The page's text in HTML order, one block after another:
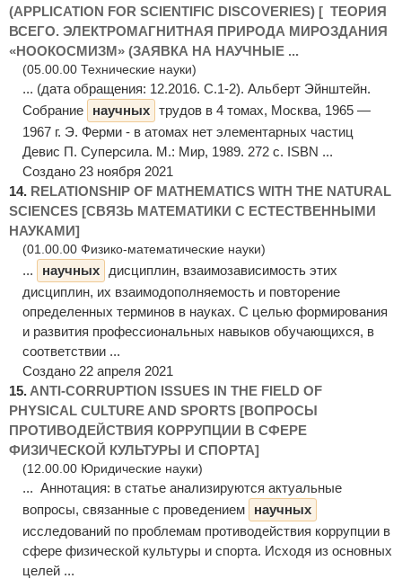
(APPLICATION FOR SCIENTIFIC DISCOVERIES) [ ТЕОРИЯ
ВСЕГО. ЭЛЕКТРОМАГНИТНАЯ ПРИРОДА МИРОЗДАНИЯ
«НООКОСМИЗМ» (ЗАЯВКА НА НАУЧНЫЕ ...
(05.00.00 Технические науки)
... (дата обращения: 12.2016. С.1-2). Альберт Эйнштейн.
Собрание
научных трудов в 4 томах, Москва, 1965 —
1967 г. Э. Ферми - в атомах нет элементарных частиц
Девис П. Суперсила. М.: Мир, 1989. 272 c. ISBN ...
Создано 23 ноября 2021
14. RELATIONSHIP OF MATHEMATICS WITH THE NATURAL
SCIENCES [СВЯЗЬ МАТЕМАТИКИ С ЕСТЕСТВЕННЫМИ
НАУКАМИ]
(01.00.00 Физико-математические науки)
... научных
дисциплин, взаимозависимость этих
дисциплин, их взаимодополняемость и повторение
определенных терминов в науках. С целью формирования
и развития профессиональных навыков обучающихся, в
соответствии ...
Создано 22 апреля 2021
15. ANTI-CORRUPTION ISSUES IN THE FIELD OF
PHYSICAL CULTURE AND SPORTS [ВОПРОСЫ
ПРОТИВОДЕЙСТВИЯ КОРРУПЦИИ В СФЕРЕ
ФИЗИЧЕСКОЙ КУЛЬТУРЫ И СПОРТА]
(12.00.00 Юридические науки)
... Аннотация: в статье анализируются актуальные
вопросы, связанные с проведением
научных
исследований по проблемам противодействия коррупции в
сфере физической культуры и спорта. Исходя из основных
целей ...